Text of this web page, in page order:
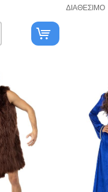
ΔΙΑΘΈΣΙΜΟ